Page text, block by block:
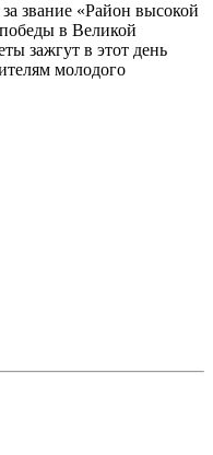
звание «Район высокой
в Великой
зажгут в этот день
молодого